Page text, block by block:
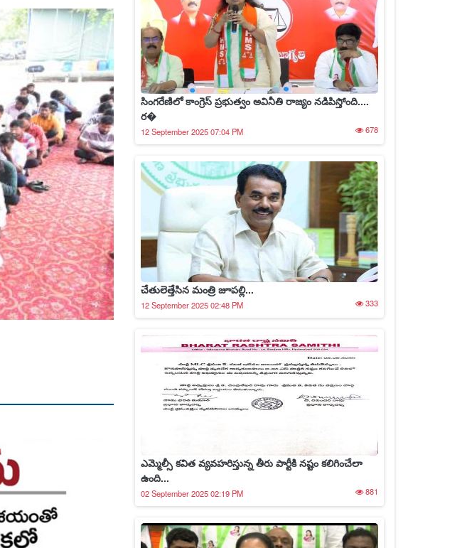
సింగరేణిలో కాంగ్రెస్ ప్రభుత్వం అవినీతి రాజ్యం నడిపిస్తోంది....
ర�
12 September 2025 07:04 PM 678
చేతులెత్తేసిన మంత్రి జూపల్లి...
12 September 2025 02:48 PM 333
ఎమ్మెల్సీ కవిత వ్యవహరిస్తున్న తీరు పార్టీకి నష్టం కలిగించేలా
ఉంది...
02 September 2025 02:19 PM 881